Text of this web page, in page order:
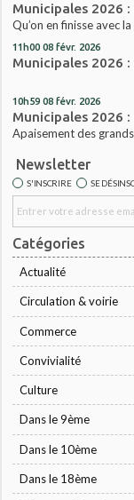
Municipales 2026
Qu’on en finisse avec
11h00 08 févr. 2026
Municipales 2026
10h59 08 févr. 2026
Municipales 2026
Apaisement des
Newsletter
S'INSCRIRE SE
Catégories
Actualité
Circulation & voirie
Commerce
Convivialité
Culture
Dans le 9ème
Dans le 10ème
Dans le 18ème